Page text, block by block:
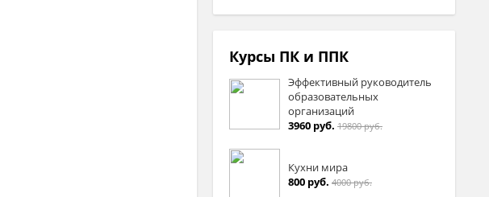
Курсы ПК и ППК
Эффективный руководитель
образовательных
организаций
3960 руб. 19800 руб.
Кухни мира
800 руб. 4000 руб.